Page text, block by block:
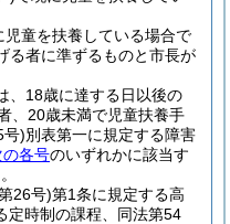
童を扶養している場合で
る者に準ずるものと市長が
、18歳に達する日以後の
、20歳未満で児童扶養手
号)別表第一に規定する障害
の各号のいずれかに該当す
26号)第1条に規定する高
定時制の課程、同法第54